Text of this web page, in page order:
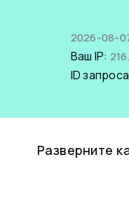
2026-08-
Ваш IP:
ID
Разверните